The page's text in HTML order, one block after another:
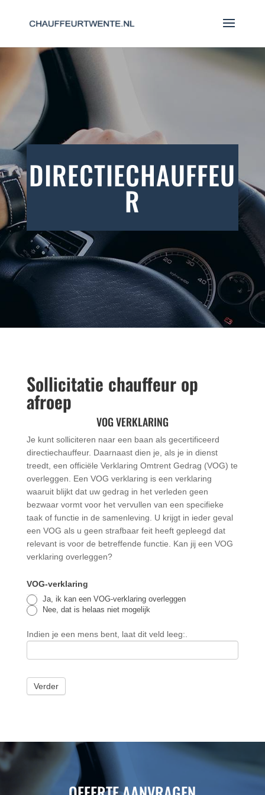
DIRECTIECHAUFFEU
R
Sollicitatie chauffeur op
afroep
VOG VERKLARING
Je kunt solliciteren naar een baan als gecertificeerd
directiechauffeur. Daarnaast dien je, als je in dienst
treedt, een officiële Verklaring Omtrent Gedrag (VOG) te
overleggen. Een VOG verklaring is een verklaring
waaruit blijkt dat uw gedrag in het verleden geen
bezwaar vormt voor het vervullen van een specifieke
taak of functie in de samenleving. U krijgt in ieder geval
een VOG als u geen strafbaar feit heeft gepleegd dat
relevant is voor de betreffende functie. Kan jij een VOG
verklaring overleggen?
VOG-verklaring
Ja, ik kan een VOG-verklaring overleggen
Nee, dat is helaas niet mogelijk
Indien je een mens bent, laat dit veld leeg:.
Verder